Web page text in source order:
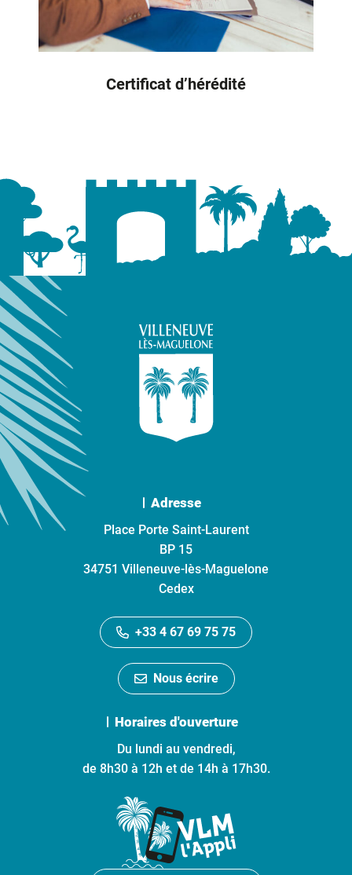
Certificat d’hérédité
Adresse
Place Porte Saint-Laurent
BP 15
34751 Villeneuve-lès-Maguelone
Cedex
+33 4 67 69 75 75
Nous écrire
Horaires d'ouverture
Du lundi au vendredi,
de 8h30 à 12h et de 14h à 17h30.